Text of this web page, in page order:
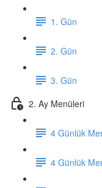
1. Gün
2. Gün
3. Gün
2. Ay Menüleri
4 Günlük
4 Günlük